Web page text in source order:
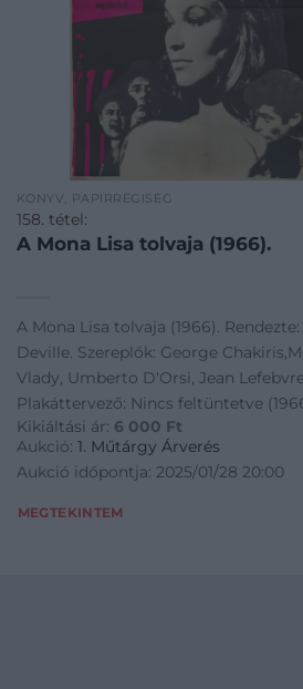
KÖNYV, PAPÍRRÉGISÉG
158. tétel:
A Mona Lisa tolvaja (1966).
A Mona Lisa tolvaja (1966).
Deville. Szereplők: George
Vlady, Umberto D'Orsi, Jean
Plakáttervező: Nincs feltüntetve
Hajtott, felcsavarva, 57,5×39,5 cm
Kikiáltási ár: 6 000 Ft
Aukció: 1. Műtárgy Árverés
Aukció időpontja: 2025/01/28 20:00
MEGTEKINTEM